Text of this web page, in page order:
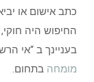
כתב אישום או
החיפוש היה
בעניינך ב “אי
מומחה בתחום.